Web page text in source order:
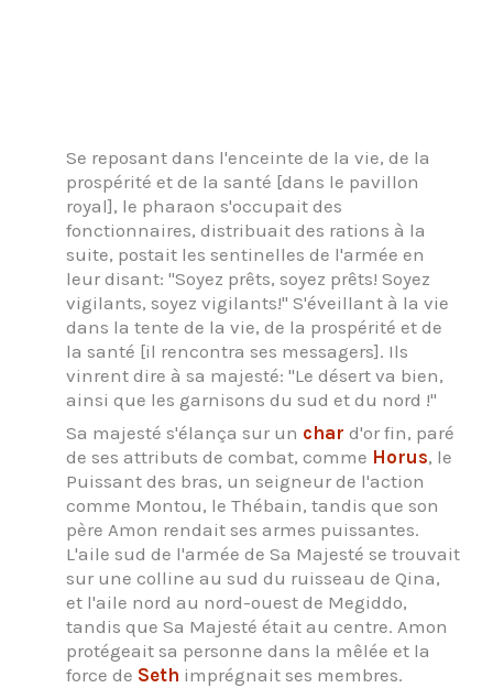
Se reposant dans l'enceinte de la vie, de la
prospérité et de la santé [dans le pavillon
royal], le pharaon s'occupait des
fonctionnaires, distribuait des rations à la
suite, postait les sentinelles de l'armée en
leur disant: "Soyez prêts, soyez prêts! Soyez
vigilants, soyez vigilants!" S'éveillant à la vie
dans la tente de la vie, de la prospérité et de
la santé [il rencontra ses messagers]. Ils
vinrent dire à sa majesté: "Le désert va bien,
ainsi que les garnisons du sud et du nord !"
Sa majesté s'élança sur un char d'or fin, paré
de ses attributs de combat, comme Horus, le
Puissant des bras, un seigneur de l'action
comme Montou, le Thébain, tandis que son
père Amon rendait ses armes puissantes.
L'aile sud de l'armée de Sa Majesté se trouvait
sur une colline au sud du ruisseau de Qina,
et l'aile nord au nord-ouest de Megiddo,
tandis que Sa Majesté était au centre. Amon
protégeait sa personne dans la mêlée et la
force de Seth imprégnait ses membres.